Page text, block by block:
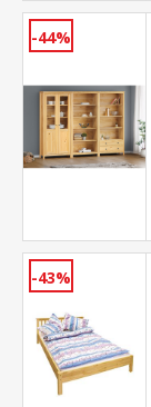
-44%
-43%